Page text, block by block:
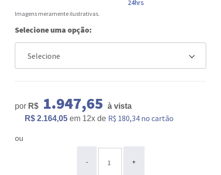
Imagens meramente ilustrativas.
Selecione uma opção:
por R$ 1.947,65 à vista
R$ 2.164,05 em 12x de R$ 180,34 no cartão
ou
- +